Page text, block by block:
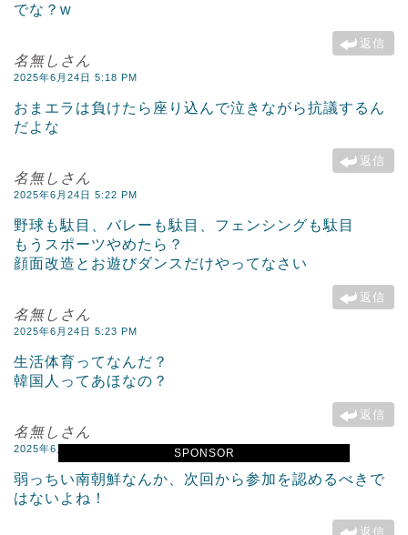
SPONSOR
でな？w
返信
名無しさん
2025年6月24日 5:18 PM
おまエラは負けたら座り込んで泣きながら抗議するん
だよな
返信
名無しさん
2025年6月24日 5:22 PM
野球も駄目、バレーも駄目、フェンシングも駄目
もうスポーツやめたら？
顔面改造とお遊びダンスだけやってなさい
返信
名無しさん
2025年6月24日 5:23 PM
生活体育ってなんだ？
韓国人ってあほなの？
返信
名無しさん
2025年6月24日 5:27 PM
弱っちい南朝鮮なんか、次回から参加を認めるべきで
はないよね！
返信